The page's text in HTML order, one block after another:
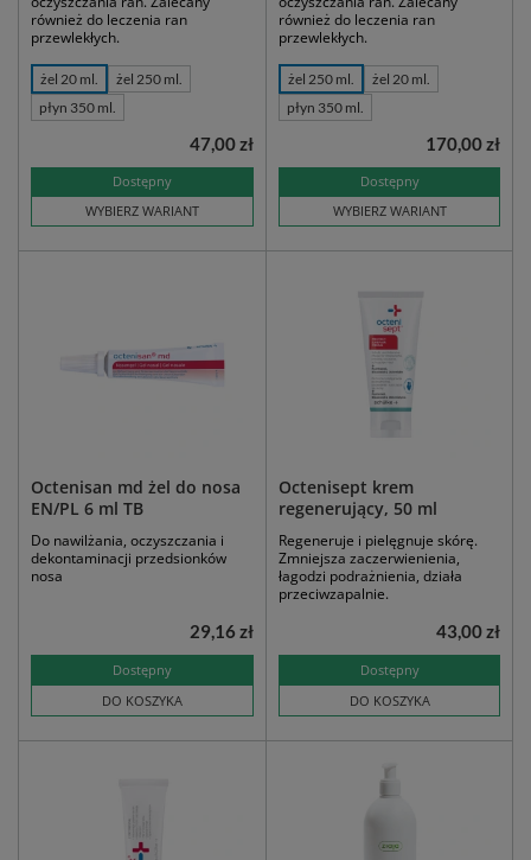
również do leczenia ran
przewlekłych.
żel 20 ml.
żel 250 ml.
płyn 350 ml.
Dostępny
WYBIERZ WARIANT
47,00 zł
również do leczenia ran
przewlekłych.
żel 250 ml.
żel 20 ml.
płyn 350 ml.
Dostępny
WYBIERZ WARIANT
170,00 zł
Octenisan md żel do nosa
EN/PL 6 ml TB
Do nawilżania, oczyszczania i
dekontaminacji przedsionków
nosa
Dostępny
DO KOSZYKA
29,16 zł
Octenisept krem
regenerujący, 50 ml
Regeneruje i pielęgnuje skórę.
Zmniejsza zaczerwienienia,
łagodzi podrażnienia, działa
przeciwzapalnie.
Dostępny
DO KOSZYKA
43,00 zł